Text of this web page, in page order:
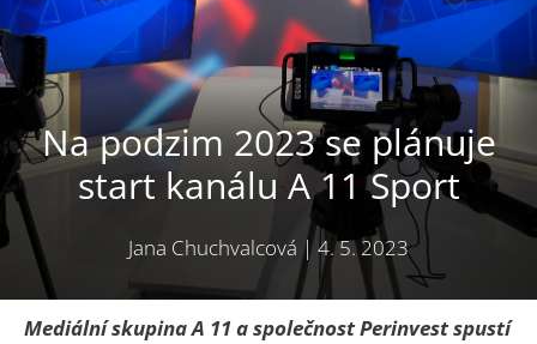
Na podzim 2023 se plánuje
start kanálu A 11 Sport
Jana Chuchvalcová |4. 5. 2023
Mediální skupina A 11 a společnost Perinvest spustí